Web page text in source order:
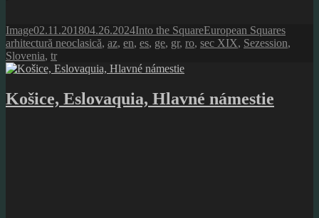
Format
ImagePosted
on
02.11.201804.26.2024Author
Into the SquareCategories
European SquaresTags
arhitectură neoclasică, az, en, es, ge, gr, ro, sec XIX, Sezession,
Slovenia, tr
Košice, Eslovaquia, Hlavné námestie